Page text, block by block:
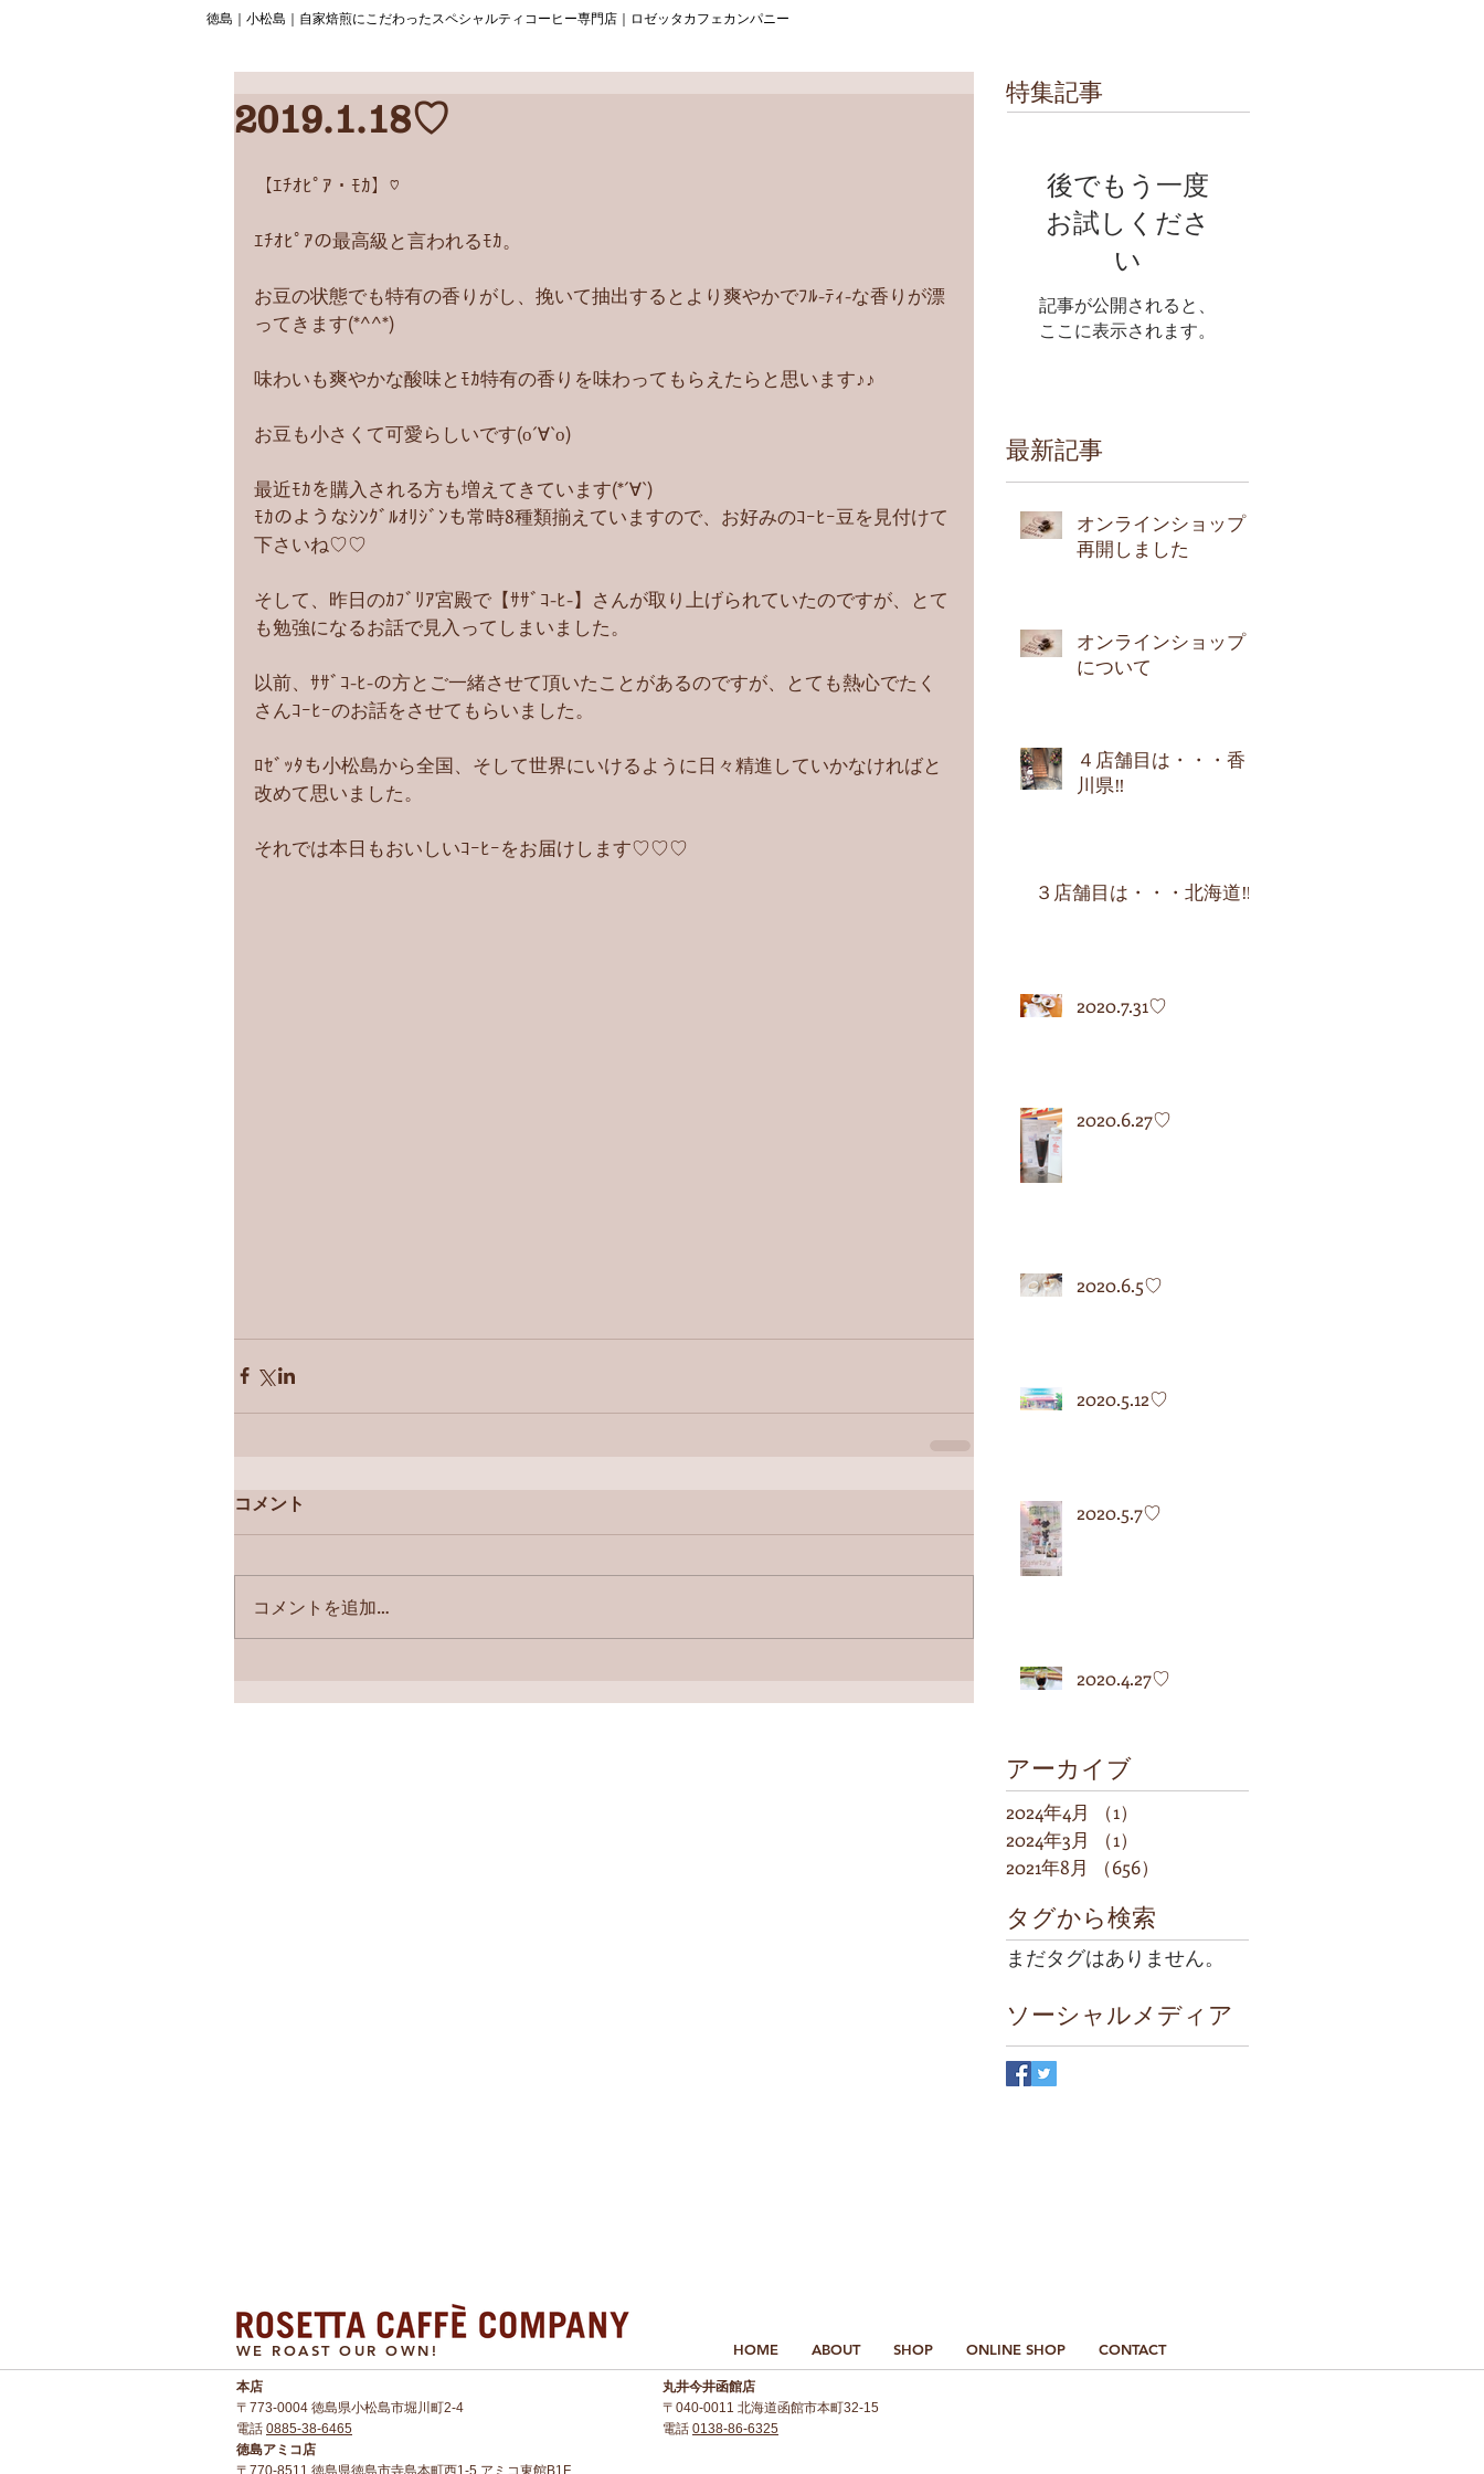
徳島｜小松島｜自家焙煎にこだわったスペシャルティコーヒー専門店｜ロゼッタカフェカンパニー
2019.1.18♡
【ｴﾁｵﾋﾟｱ・ﾓｶ】♡
ｴﾁｵﾋﾟｱの最高級と言われるﾓｶ。
お豆の状態でも特有の香りがし、挽いて抽出するとより爽やかでﾌﾙ-ﾃｨ-な香りが漂
ってきます(*^^*)
味わいも爽やかな酸味とﾓｶ特有の香りを味わってもらえたらと思います♪♪
お豆も小さくて可愛らしいです(о´∀`о)
最近ﾓｶを購入される方も増えてきています(*´∀`)
ﾓｶのようなｼﾝｸﾞﾙｵﾘｼﾞﾝも常時8種類揃えていますので、お好みのｺｰﾋｰ豆を見付けて
下さいね♡♡
そして、昨日のｶﾌﾞﾘｱ宮殿で【ｻｻﾞｺ-ﾋ-】さんが取り上げられていたのですが、とて
も勉強になるお話で見入ってしまいました。
以前、ｻｻﾞｺ-ﾋ-の方とご一緒させて頂いたことがあるのですが、とても熱心でたく
さんｺｰﾋｰのお話をさせてもらいました。
ﾛｾﾞｯﾀも小松島から全国、そして世界にいけるように日々精進していかなければと
改めて思いました。
それでは本日もおいしいｺｰﾋｰをお届けします♡♡♡
コメント
コメントを追加…
特集記事
後でもう一度
お試しくださ
い
記事が公開されると、
ここに表示されます。
最新記事
オンラインショップ
再開しました
オンラインショップ
について
４店舗目は・・・香
川県‼︎
３店舗目は・・・北海道‼︎
2020.7.31♡
2020.6.27♡
2020.6.5♡
2020.5.12♡
2020.5.7♡
2020.4.27♡
アーカイブ
2024年4月 （1）
2024年3月
（1）
2021年8月
（656）
タグから検索
まだタグはありません。
ソーシャルメディア
WE ROAST OUR OWN! HOME ABOUT SHOP ONLINE SHOP CONTACT
本店​
〒773-0004 徳島県小松島市堀川町2-4
電話 0885-38-6465
徳島アミコ店
〒770-8511 徳島県徳島市寺島本町西1-5 アミコ東館B1F
丸井今井函館店
〒040-0011 北海道函館市本町32-15
電話 0138-86-6325